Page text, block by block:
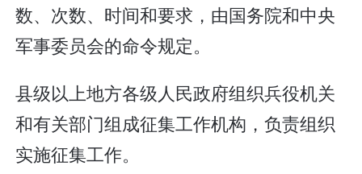
数、次数、时间和要求，由国务院和中央
军事委员会的命令规定。
县级以上地方各级人民政府组织兵役机关
和有关部门组成征集工作机构，负责组织
实施征集工作。